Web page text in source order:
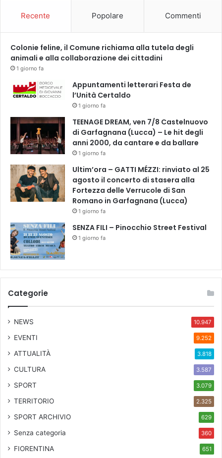
Recente Popolare Commenti
Colonie feline, il Comune richiama alla tutela degli
animali e alla collaborazione dei cittadini
1 giorno fa
Appuntamenti letterari Festa de
l’Unità Certaldo
1 giorno fa
TEENAGE DREAM, ven 7/8 Castelnuovo
di Garfagnana (Lucca) – Le hit degli
anni 2000, da cantare e da ballare
1 giorno fa
Ultim’ora – GATTI MÉZZI: rinviato al 25
agosto il concerto di stasera alla
Fortezza delle Verrucole di San
Romano in Garfagnana (Lucca)
1 giorno fa
SENZA FILI – Pinocchio Street Festival
1 giorno fa
Categorie
NEWS 10.947
EVENTI 9.252
ATTUALITÀ 3.818
CULTURA 3.587
SPORT 3.079
TERRITORIO 2.325
SPORT ARCHIVIO 629
Senza categoria 360
FIORENTINA 651